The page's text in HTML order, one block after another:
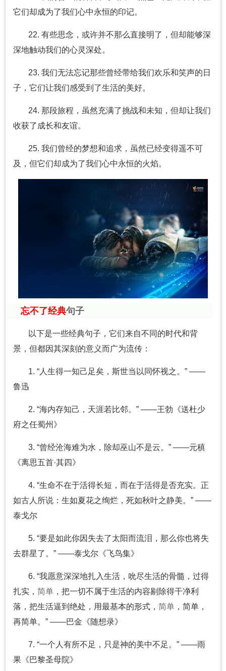
它们却成为了我们心中永恒的印记。
22. 有些思念，或许并不那么直接明了，但却能够深
深地触动我们的心灵深处。
23. 我们无法忘记那些曾经带给我们欢乐和笑声的日
子，它们让我们感受到了生活的美好。
24. 那段旅程，虽然充满了挑战和未知，但却让我们
收获了成长和友谊。
25. 我们曾经的梦想和追求，虽然已经变得遥不可
及，但它们却成为了我们心中永恒的火焰。
忘不了经典句子
以下是一些经典句子，它们来自不同的时代和背
景，但都因其深刻的意义而广为流传：
1. “人生得一知己足矣，斯世当以同怀视之。” ——
鲁迅
2. “海内存知己，天涯若比邻。” ——王勃《送杜少
府之任蜀州》
3. “曾经沧海难为水，除却巫山不是云。” ——元稹
《离思五首·其四》
4. “生命不在于活得长短，而在于活得是否充实。正
如古人所说：生如夏花之绚烂，死如秋叶之静美。” ——
泰戈尔
5. “要是如此你因失去了太阳而流泪，那么你也将失
去群星了。” ——泰戈尔《飞鸟集》
6. “我愿意深深地扎入生活，吮尽生活的骨髓，过得
扎实， 简单 ，把一切不属于生活的内容剔除得干净利
落，把生活逼到绝处，用最基本的形式， 简单 ，简单，
再简单。” ——巴金《随想录》
7. “一个人有所不足，只是神的美中不足。” ——雨
果《巴黎圣母院》